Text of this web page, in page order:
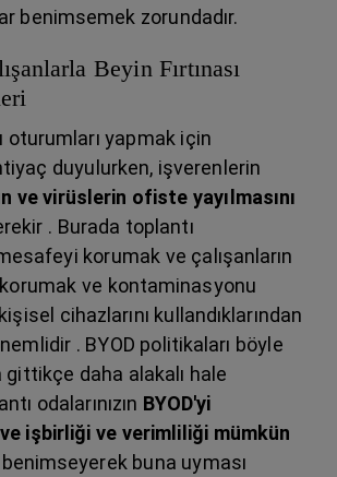
benimsemek zorundadır.
Beyin Fırtınası
oturumları yapmak için
duyulurken, işverenlerin
ve virüslerin ofiste yayılmasını
. Burada toplantı
korumak ve çalışanların
ve kontaminasyonu
cihazlarını kullandıklarından
. BYOD politikaları böyle
gittikçe daha alakalı hale
odalarınızın BYOD'yi
işbirliği ve verimliliği mümkün
benimseyerek buna uyması